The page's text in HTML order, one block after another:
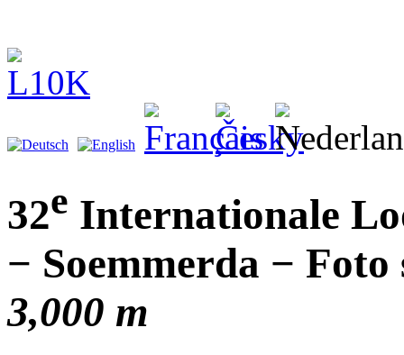
32e Internationale
− Soemmerda − Foto
3,000 m